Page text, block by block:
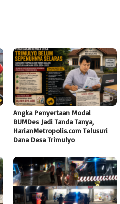
Angka Penyertaan Modal
BUMDes Jadi Tanda Tanya,
HarianMetropolis.com Telusuri
Dana Desa Trimulyo